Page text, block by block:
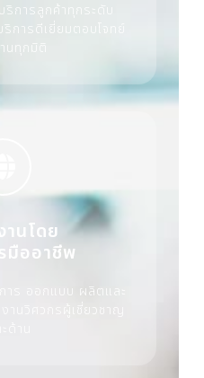
การลูกค้าทุกระดับ
การดีเยี่ยมตอบโจทย์
นทุกมิติ
านโดย
มืออาชีพ
าร ออกแบบ ผลิตและ
นวิศวกรผู้เชี่ยวชาญ